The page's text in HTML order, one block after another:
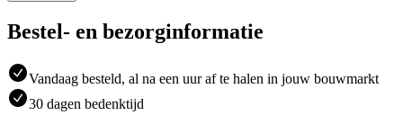
Bestel- en bezorginformatie
Vandaag besteld, al na een uur af te halen in jouw bouwmarkt
30 dagen bedenktijd